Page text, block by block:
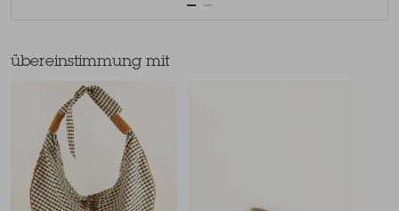
übereinstimmung mit